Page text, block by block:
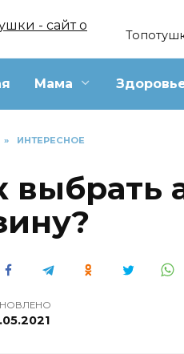
Мама
» ИНТЕРЕСНОЕ
выбрать